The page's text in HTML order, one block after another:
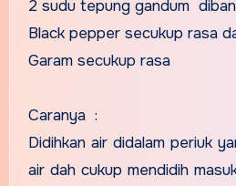
2 sudu tepung gandum
Black pepper secukup rasa
Garam secukup rasa
Caranya :
Didihkan air didalam periuk
air dah cukup mendidih